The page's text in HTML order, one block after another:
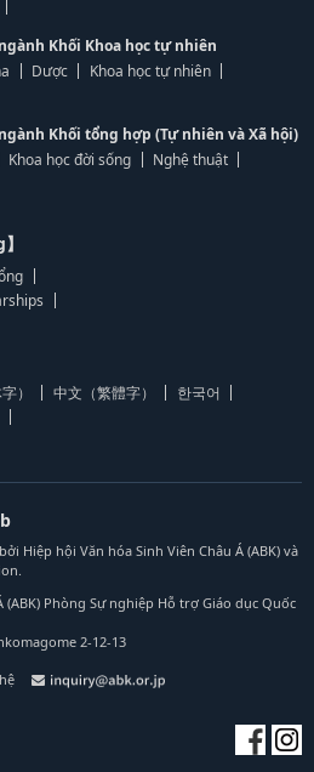
Khối Khoa học tự nhiên
Dược
Khoa học tự nhiên
Khối tổng hợp (Tự nhiên và Xã hội)
Khoa học đời sống
Nghệ thuật
） 中文（繁體字）
한국어
Hiệp hội Văn hóa Sinh Viên Châu Á (ABK) và
(ABK) Phòng Sự nghiệp Hỗ trợ Giáo dục Quốc
2-12-13